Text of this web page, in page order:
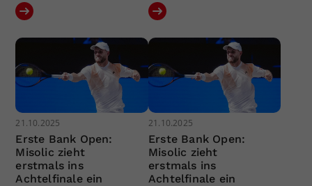
21.10.2025
Erste Bank Open:
Misolic zieht
erstmals ins
Achtelfinale ein
21.10.2025
Erste Bank Open:
Misolic zieht
erstmals ins
Achtelfinale ein